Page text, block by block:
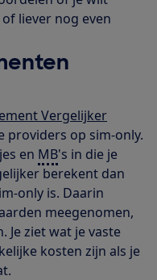
liever nog even
Vergelijker
providers op sim-only.
en MB's in die je
berekent dan
only is. Daarin
meegenomen,
Je ziet wat je vaste
kosten zijn als je